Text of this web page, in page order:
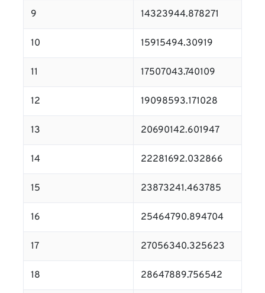
9 14323944.878271
10 15915494.30919
11 17507043.740109
12 19098593.171028
13 20690142.601947
14 22281692.032866
15 23873241.463785
16 25464790.894704
17 27056340.325623
18 28647889.756542